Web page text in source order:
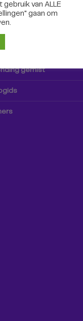
gemist
van ALLE
gaan om